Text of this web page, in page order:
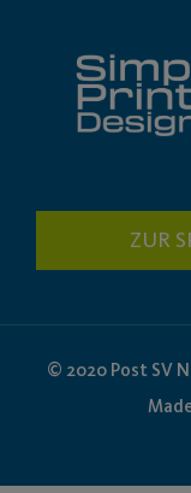
ZUR
© 2020 Post SV